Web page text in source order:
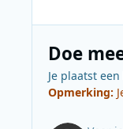
Doe
Je plaatst
Opmerking: